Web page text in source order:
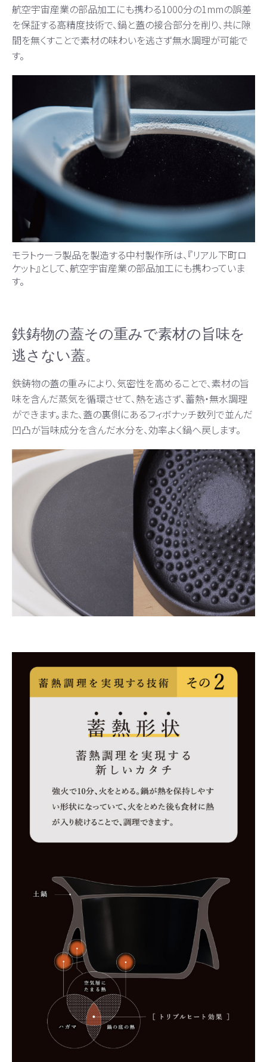
航空宇宙産業の部品加工にも携わる1000分の1mmの誤差
を保証する高精度技術で、鍋と蓋の接合部分を削り、共に隙
間を無くすことで素材の味わいを逃さず無水調理が可能で
す。
モラトゥーラ製品を製造する中村製作所は、『リアル下町ロ
ケット』として、航空宇宙産業の部品加工にも携わっていま
す。
鉄鋳物の蓋その重みで素材の旨味を
逃さない蓋。
鉄鋳物の蓋の重みにより、気密性を高めることで、素材の旨
味を含んだ蒸気を循環させて、熱を逃さず、蓄熱・無水調理
ができます。また、蓋の裏側にあるフィボナッチ数列で並んだ
凹凸が旨味成分を含んだ水分を、効率よく鍋へ戻します。